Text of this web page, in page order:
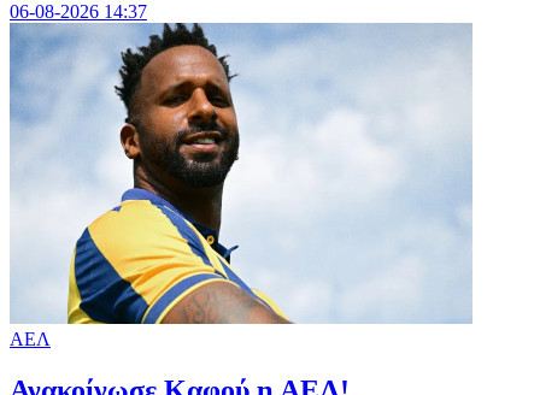
06-08-2026 14:37
ΑΕΛ